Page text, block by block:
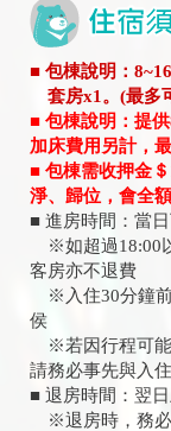
■ 包棟說明：
套房x1。(最多
■ 包棟說明：提
加床費用另計，
■ 包棟需收押金
淨、歸位，會全
■ 進房時間：當
※如超過18:00
客房亦不退費
※入住30分鐘前
侯
※若因行程可能
請務必事先與入
■ 退房時間：翌
※退房時，務必